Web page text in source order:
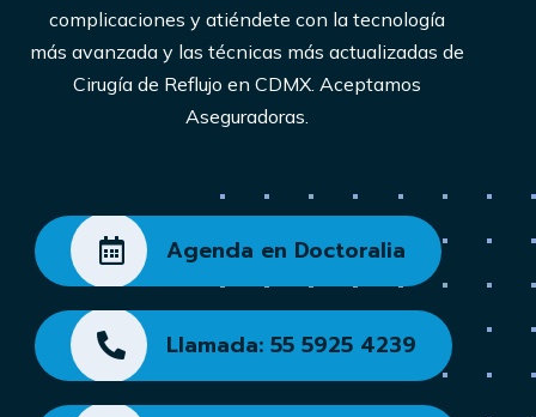
complicaciones y atiéndete con la tecnología
más avanzada y las técnicas más actualizadas de
Cirugía de Reflujo en CDMX. Aceptamos
Aseguradoras.
Agenda en Doctoralia
Llamada: 55 5925 4239